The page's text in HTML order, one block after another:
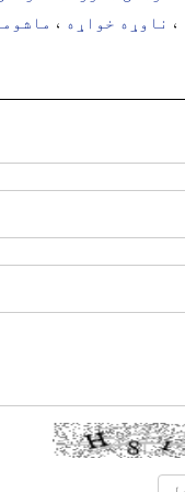
، ناوړه خواړه ،